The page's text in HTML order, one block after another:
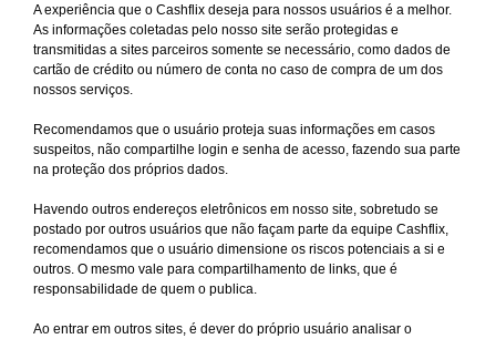
A experiência que o Cashflix deseja para nossos usuários é a melhor.
As informações coletadas pelo nosso site serão protegidas e
transmitidas a sites parceiros somente se necessário, como dados de
cartão de crédito ou número de conta no caso de compra de um dos
nossos serviços.
Recomendamos que o usuário proteja suas informações em casos
suspeitos, não compartilhe login e senha de acesso, fazendo sua parte
na proteção dos próprios dados.
Havendo outros endereços eletrônicos em nosso site, sobretudo se
postado por outros usuários que não façam parte da equipe Cashflix,
recomendamos que o usuário dimensione os riscos potenciais a si e
outros. O mesmo vale para compartilhamento de links, que é
responsabilidade de quem o publica.
Ao entrar em outros sites, é dever do próprio usuário analisar o